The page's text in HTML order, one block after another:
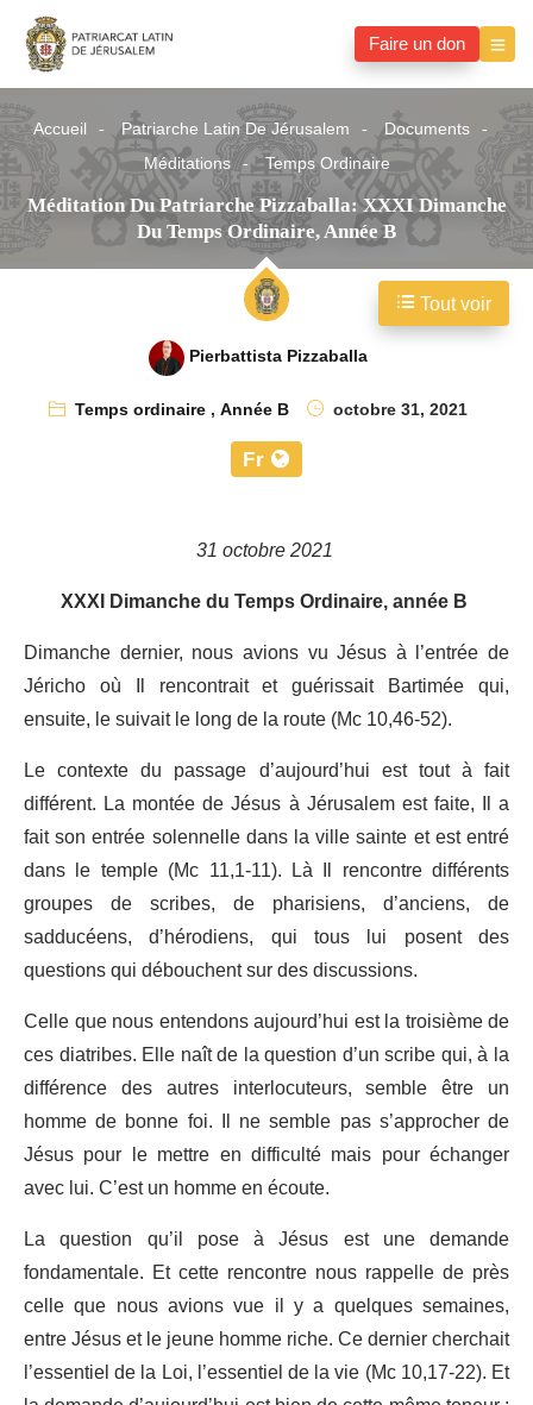
Faire un don
Accueil Patriarche Latin De Jérusalem
Documents
Méditations
Temps Ordinaire
Méditation Du Patriarche Pizzaballa: XXXI Dimanche
Du Temps Ordinaire, Année B
Pierbattista Pizzaballa
Temps ordinaire,Année B octobre 31, 2021
Fr
31 octobre 2021
XXXI Dimanche du Temps Ordinaire, année B
Dimanche dernier, nous avions vu Jésus à l’entrée de
Jéricho où Il rencontrait et guérissait Bartimée qui,
ensuite, le suivait le long de la route (Mc 10,46-52).
Le contexte du passage d’aujourd’hui est tout à fait
différent. La montée de Jésus à Jérusalem est faite, Il a
fait son entrée solennelle dans la ville sainte et est entré
dans le temple (Mc 11,1-11). Là Il rencontre différents
groupes de scribes, de pharisiens, d’anciens, de
sadducéens, d’hérodiens, qui tous lui posent des
questions qui débouchent sur des discussions.
Celle que nous entendons aujourd’hui est la troisième de
ces diatribes. Elle naît de la question d’un scribe qui, à la
différence des autres interlocuteurs, semble être un
homme de bonne foi. Il ne semble pas s’approcher de
Jésus pour le mettre en difficulté mais pour échanger
avec lui. C’est un homme en écoute.
La question qu’il pose à Jésus est une demande
fondamentale. Et cette rencontre nous rappelle de près
celle que nous avions vue il y a quelques semaines,
entre Jésus et le jeune homme riche. Ce dernier cherchait
l’essentiel de la Loi, l’essentiel de la vie (Mc 10,17-22). Et
Tout voir